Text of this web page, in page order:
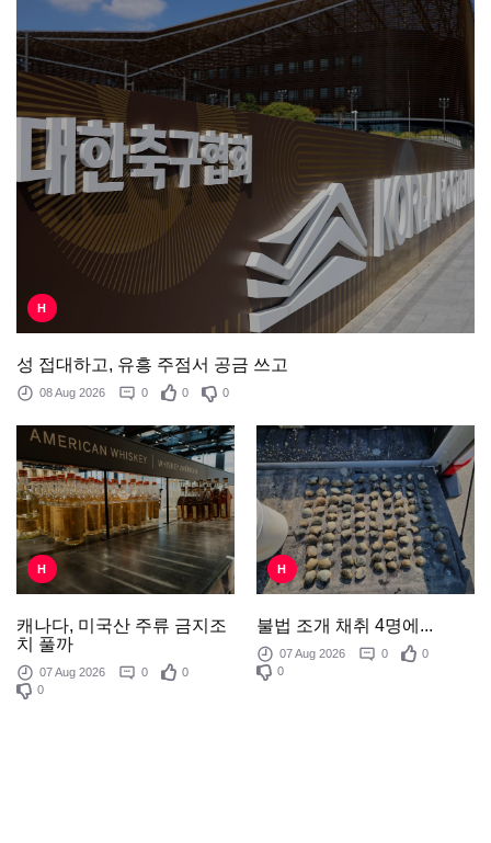
H
성 접대하고, 유흥 주점서 공금 쓰고
08 Aug 2026 0 0 0
H
캐나다, 미국산 주류 금지조
치 풀까
07 Aug 2026 0
0
0
H
불법 조개 채취 4명에...
07 Aug 2026 0
0
0